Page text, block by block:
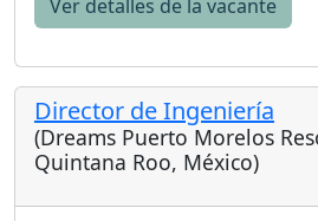
Ver detalles de la vacante
Director de Ingeniería
(Dreams Puerto Morelos
Quintana Roo, México)